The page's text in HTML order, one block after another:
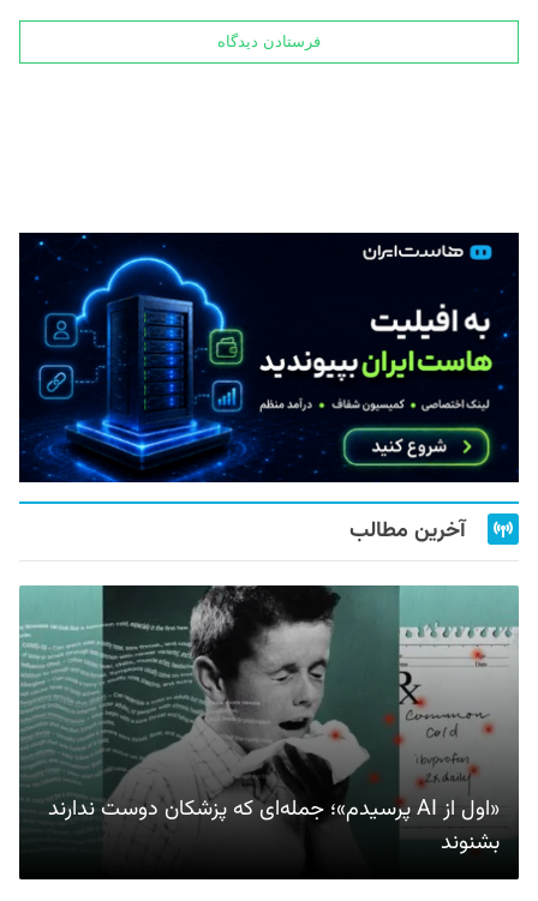
آخرین مطالب
«اول از AI پرسیدم»؛ جمله‌ای که پزشکان دوست ندارند
بشنوند